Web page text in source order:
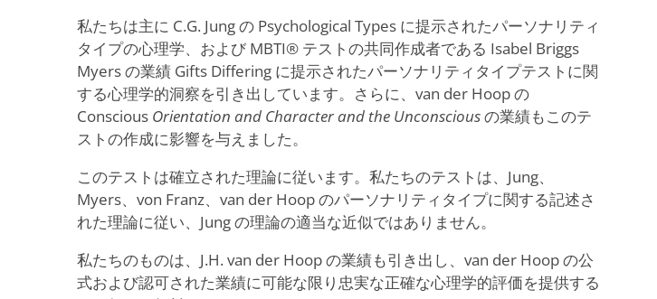
私たちは主に C.G. Jung の Psychological Types に提示されたパーソナリティ
タイプの心理学、および MBTI® テストの共同作成者である Isabel Briggs
Myers の業績 Gifts Differing に提示されたパーソナリティタイプテストに関
する心理学的洞察を引き出しています。さらに、van der Hoop の
Conscious Orientation and Character and the Unconsciousの業績もこのテ
ストの作成に影響を与えました。
このテストは確立された理論に従います。私たちのテストは、Jung、
Myers、von Franz、van der Hoop のパーソナリティタイプに関する記述さ
れた理論に従い、Jung の理論の適当な近似ではありません。
私たちのものは、J.H. van der Hoop の業績も引き出し、van der Hoop の公
式および認可された業績に可能な限り忠実な正確な心理学的評価を提供する